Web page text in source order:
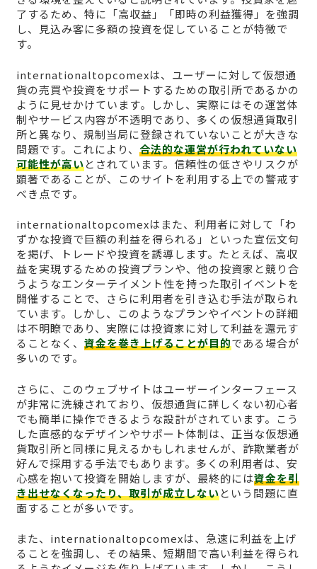
了するため、特に「高収益」「即時の利益獲得」を強調
し、見込み客に多額の投資を促していることが特徴で
す。
internationaltopcomexは、ユーザーに対して仮想通
貨の売買や投資をサポートするための取引所であるかの
ように見せかけています。しかし、実際にはその運営体
制やサービス内容が不透明であり、多くの仮想通貨取引
所と異なり、規制当局に登録されていないことが大きな
問題です。これにより、 合法的な運営が行われていない
可能性が高いとされています。信頼性の低さやリスクが
顕著であることが、このサイトを利用する上での警戒す
べき点です。
internationaltopcomexはまた、利用者に対して「わ
ずかな投資で巨額の利益を得られる」といった宣伝文句
を掲げ、トレードや投資を誘導します。たとえば、高収
益を実現するための投資プランや、他の投資家と競り合
うようなエンターテイメント性を持った取引イベントを
開催することで、さらに利用者を引き込む手法が取られ
ています。しかし、このようなプランやイベントの詳細
は不明瞭であり、実際には投資家に対して利益を還元す
ることなく、 資金を巻き上げることが目的である場合が
多いのです。
さらに、このウェブサイトはユーザーインターフェース
が非常に洗練されており、仮想通貨に詳しくない初心者
でも簡単に操作できるような設計がされています。こう
した直感的なデザインやサポート体制は、正当な仮想通
貨取引所と同様に見えるかもしれませんが、詐欺業者が
好んで採用する手法でもあります。多くの利用者は、安
心感を抱いて投資を開始しますが、最終的には資金を引
き出せなくなったり、取引が成立しないという問題に直
面することが多いです。
また、internationaltopcomexは、急速に利益を上げ
ることを強調し、その結果、短期間で高い利益を得られ